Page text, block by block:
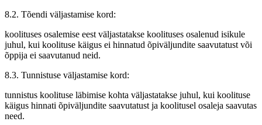
8.2. Tõendi väljastamise kord:
koolituses osalemise eest väljastatakse koolituses osalenud isikule
juhul, kui koolituse käigus ei hinnatud õpiväljundite saavutatust või
õppija ei saavutanud neid.
8.3. Tunnistuse väljastamise kord:
tunnistus koolituse läbimise kohta väljastatakse juhul, kui koolituse
käigus hinnati õpiväljundite saavutatust ja koolitusel osaleja saavutas
need.